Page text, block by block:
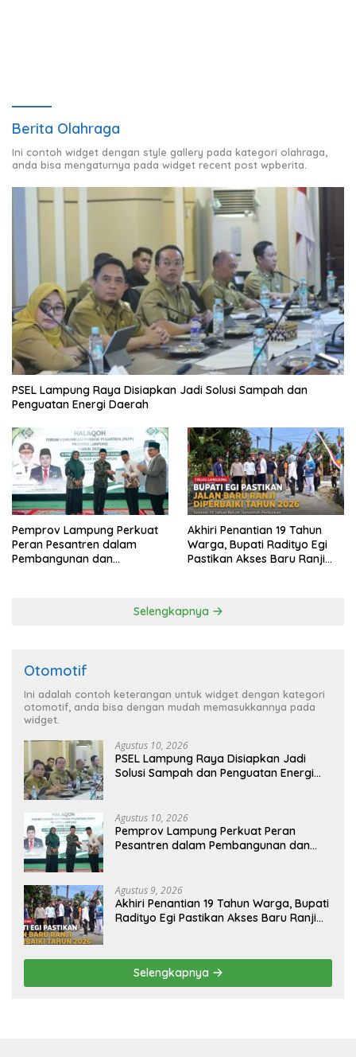
Berita Olahraga
Ini contoh widget dengan style gallery pada kategori olahraga,
anda bisa mengaturnya pada widget recent post wpberita.
PSEL Lampung Raya Disiapkan Jadi Solusi Sampah dan
Penguatan Energi Daerah
Pemprov Lampung Perkuat
Peran Pesantren dalam
Pembangunan dan
Akhiri Penantian 19 Tahun
Warga, Bupati Radityo Egi
Pastikan Akses Baru Ranji
Selengkapnya
Otomotif
Ini adalah contoh keterangan untuk widget dengan kategori
otomotif, anda bisa dengan mudah memasukkannya pada
widget.
Agustus 10, 2026
PSEL Lampung Raya Disiapkan Jadi
Solusi Sampah dan Penguatan Energi
Agustus 10, 2026
Pemprov Lampung Perkuat Peran
Pesantren dalam Pembangunan dan
Agustus 9, 2026
Akhiri Penantian 19 Tahun Warga, Bupati
Radityo Egi Pastikan Akses Baru Ranji
Selengkapnya